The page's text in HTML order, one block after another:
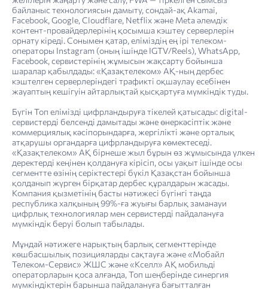
байланыс технологиясын дамыту, сондай-ақ Akamai,
Facebook, Google, Cloudflare, Netflix және Meta әлемдік
контент-провайдерлерінің қосымша кэштеу серверлерін
орнату кіреді. Сонымен қатар, еліміздің ең ірі телеком-
операторы Instagram (оның ішінде IGTV/Reels), WhatsАpp,
Facebook, сервистерінің жұмысын жақсарту бойынша
шаралар қабылдады: «Қазақтелеком» АҚ-ның дербес
кэштелген серверлеріндегі трафикті оқшаулау есебінен
жауаптың кешігуін айтарлықтай қысқартуға мүмкіндік туды.
Бүгін Топ елімізді цифрландыруға тікелей қатысады: digital-
сервистерді белсенді дамытады және өнеркәсіптік және
коммерциялық кәсіпорындарға, жергілікті және орталық
атқарушы органдарға цифрландыруға көмектеседі.
«Қазақтелеком» АҚ бірнеше жыл бұрын өз жұмысында үлкен
деректерді кеңінен қолдануға кірісіп, осы уақыт ішінде осы
сегментте өзінің серіктестері бүкіл Қазақстан бойынша
қолданып жүрген бірқатар дербес құралдарын жасады.
Компания қызметінің басты нәтижесі бүгінгі таңда
республика халқының 99%-ға жуығы барлық заманауи
цифрлық технологиялар мен сервистерді пайдалануға
мүмкіндік беруі болып табылады.
Мұндай нәтижеге нарықтың барлық сегменттерінде
көшбасшылық позицияларды сақтауға және «Мобайл
Телеком-Сервис» ЖШС және «Кселл» АҚ мобильді
операторларын қоса алғанда, Топ шеңберінде синергия
мүмкіндіктерін барынша пайдалануға бағытталған